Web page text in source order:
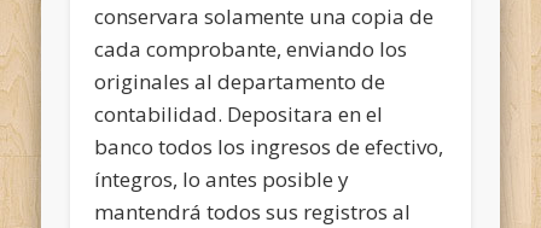
conservara solamente una copia de
cada comprobante, enviando los
originales al departamento de
contabilidad. Depositara en el
banco todos los ingresos de efectivo,
íntegros, lo antes posible y
mantendrá todos sus registros al